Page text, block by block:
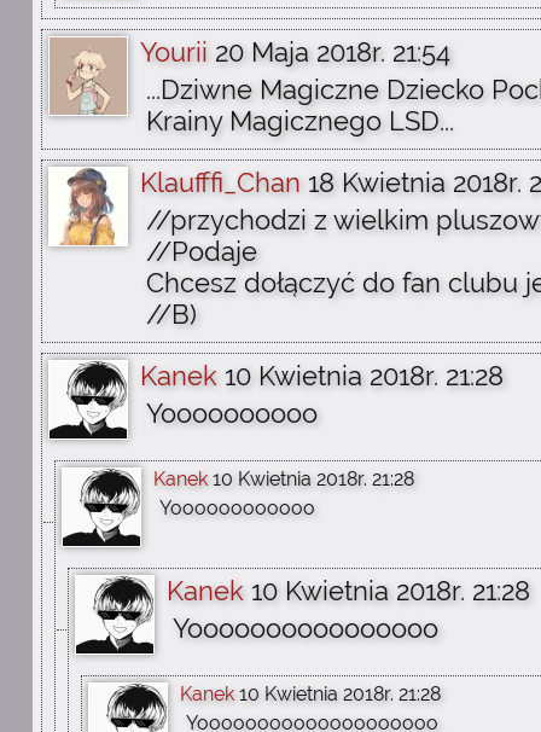
Yourii 20 Maja 2018r. 21:54
...Dziwne Magiczne Dziecko
Krainy Magicznego LSD...
Klaufffi_Chan 18 Kwietnia 2018r.
//przychodzi z wielkim
//Podaje
Chcesz dołączyć do fan clubu
//B)
Kanek 10 Kwietnia 2018r. 21:28
Yoooooooooo
Kanek 10 Kwietnia 2018r. 21:28
Yoooooooooooo
Kanek 10 Kwietnia 2018r. 21:28
Yoooooooooooooooo
Kanek 10 Kwietnia 2018r. 21:28
Yoooooooooooooooooooo